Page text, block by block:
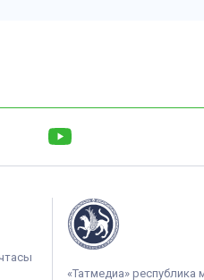
«Татмедиа» республика